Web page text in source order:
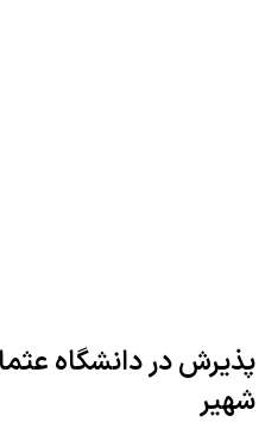
پذیرش در دانشگاه
شهیر